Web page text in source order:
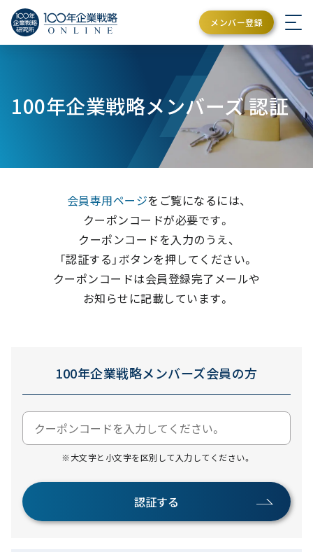
メンバー登録
100年企業戦略メンバーズ 認証
会員専用ページをご覧になるには、
クーポンコードが必要です。
クーポンコードを入力のうえ、
「認証する」ボタンを押してください。
クーポンコードは会員登録完了メールや
お知らせに記載しています。
100年企業戦略メンバーズ会員の方
※大文字と小文字を区別して入力してください。
認証する